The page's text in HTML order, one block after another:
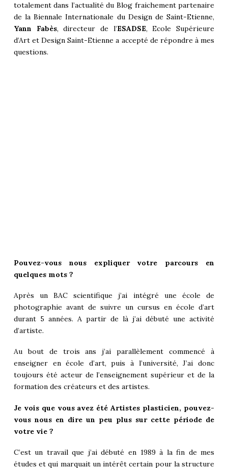
totalement dans l’actualité duBlog fraichement partenaire
de laBiennale Internationale du Design de Saint-Etienne,
Yann Fabès, directeur de l’ESADSE, Ecole Supérieure
d’Art et Design Saint-Etienne a accepté de répondre à mes
questions.
Pouvez-vous nous expliquer votre parcours en
quelques mots ?
Après un BAC scientifique j’ai intégré une école de
photographie avant de suivre un cursus en école d’art
durant 5 années. A partir de là j’ai débuté une activité
d’artiste.
Au bout de trois ans j’ai parallèlement commencé à
enseigner en école d’art, puis à l’université, J’ai donc
toujours été acteur de l’enseignement supérieur et de la
formation des créateurs et des artistes.
Je vois que vous avez été Artistes plasticien, pouvez-
vous nous en dire un peu plus sur cette période de
votre vie ?
C’est un travail que j’ai débuté en 1989 à la fin de mes
études et qui marquait un intérêt certain pour la structure